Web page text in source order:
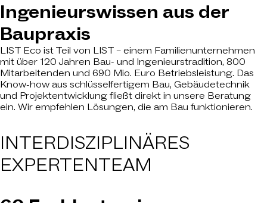
Ingenieurswissen aus der
Baupraxis
LIST Eco ist Teil von LIST – einem Familienunternehmen
mit über 120 Jahren Bau- und Ingenieurstradition, 800
Mitarbeitenden und 690 Mio. Euro Betriebsleistung. Das
Know-how aus schlüsselfertigem Bau, Gebäudetechnik
und Projektentwicklung fließt direkt in unsere Beratung
ein. Wir empfehlen Lösungen, die am Bau funktionieren.
INTERDISZIPLINÄRES
EXPERTENTEAM